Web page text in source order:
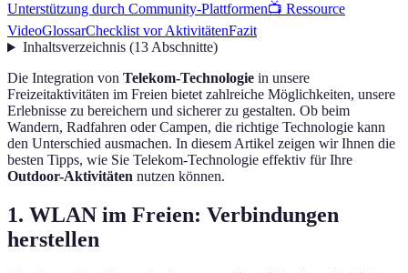
Unterstützung durch Community-Plattformen📺 Ressource
VideoGlossarChecklist vor AktivitätenFazit
Inhaltsverzeichnis(13Abschnitte)
Die Integration von Telekom-Technologie in unsere
Freizeitaktivitäten im Freien bietet zahlreiche Möglichkeiten, unsere
Erlebnisse zu bereichern und sicherer zu gestalten. Ob beim
Wandern, Radfahren oder Campen, die richtige Technologie kann
den Unterschied ausmachen. In diesem Artikel zeigen wir Ihnen die
besten Tipps, wie Sie Telekom-Technologie effektiv für Ihre
Outdoor-Aktivitäten nutzen können.
1. WLAN im Freien: Verbindungen
herstellen